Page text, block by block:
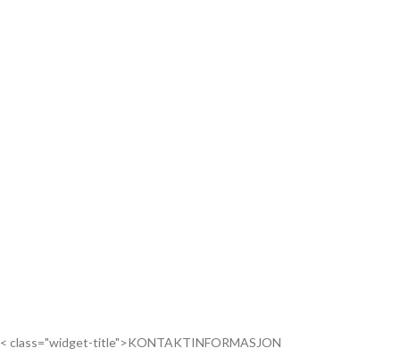
< class="widget-title">KONTAKTINFORMASJON